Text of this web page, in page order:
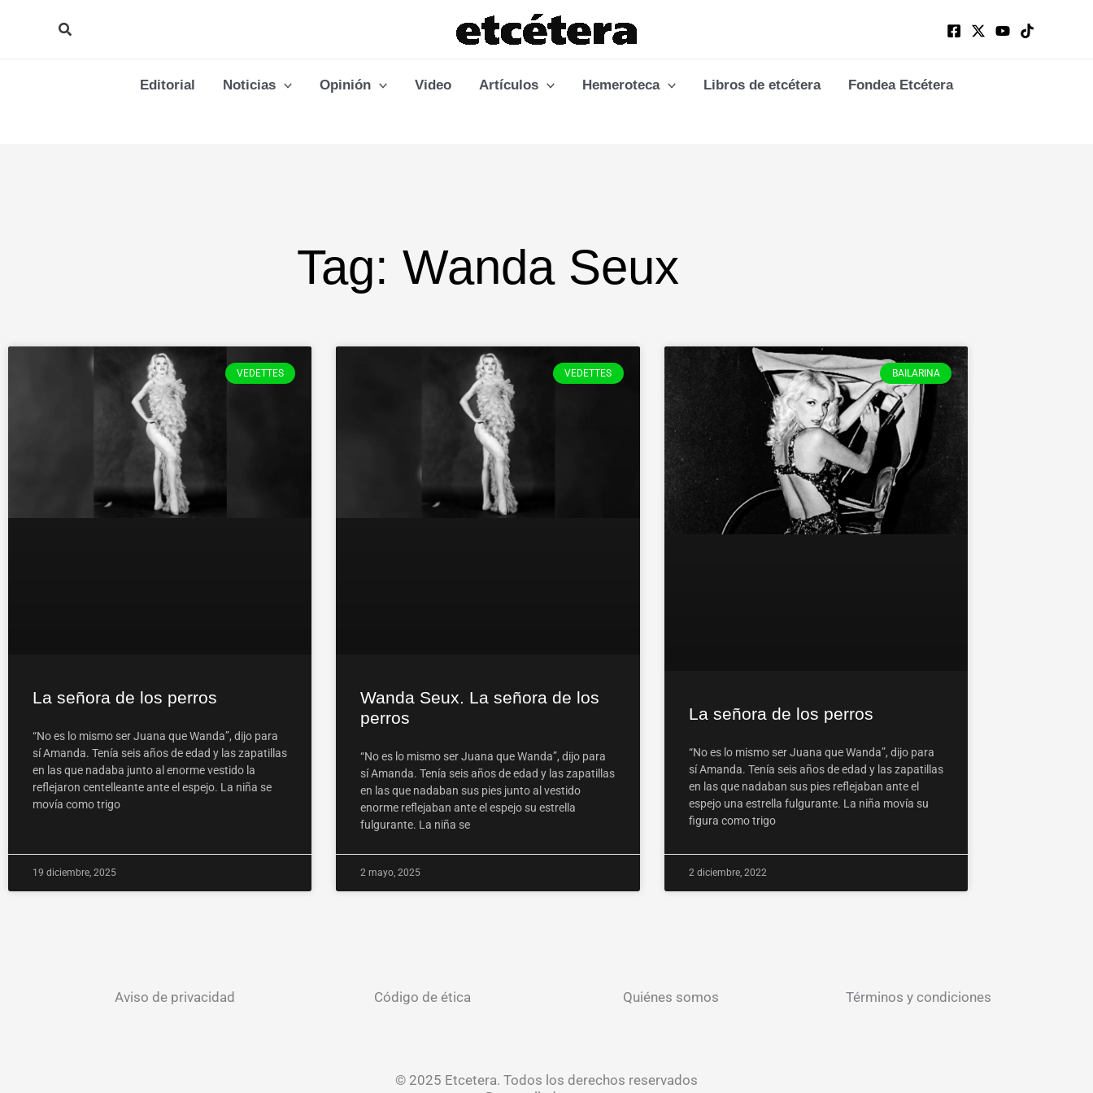
Buscar
Editorial Noticias Opinión Video Artículos Hemeroteca Libros de etcétera Fondea Etcétera
Tag: Wanda Seux
VEDETTES
La señora de los perros
“No es lo mismo ser Juana que Wanda”, dijo para
sí Amanda. Tenía seis años de edad y las zapatillas
en las que nadaba junto al enorme vestido la
reflejaron centelleante ante el espejo. La niña se
movía como trigo
19 diciembre, 2025
VEDETTES
Wanda Seux. La señora de los
perros
“No es lo mismo ser Juana que Wanda”, dijo para
sí Amanda. Tenía seis años de edad y las zapatillas
en las que nadaban sus pies junto al vestido
enorme reflejaban ante el espejo su estrella
fulgurante. La niña se
2 mayo, 2025
BAILARINA
La señora de los perros
“No es lo mismo ser Juana que Wanda”, dijo para
sí Amanda. Tenía seis años de edad y las zapatillas
en las que nadaban sus pies reflejaban ante el
espejo una estrella fulgurante. La niña movía su
figura como trigo
2 diciembre, 2022
Aviso de privacidad Código de ética Quiénes somos Términos y condiciones
© 2025 Etcetera. Todos los derechos reservados